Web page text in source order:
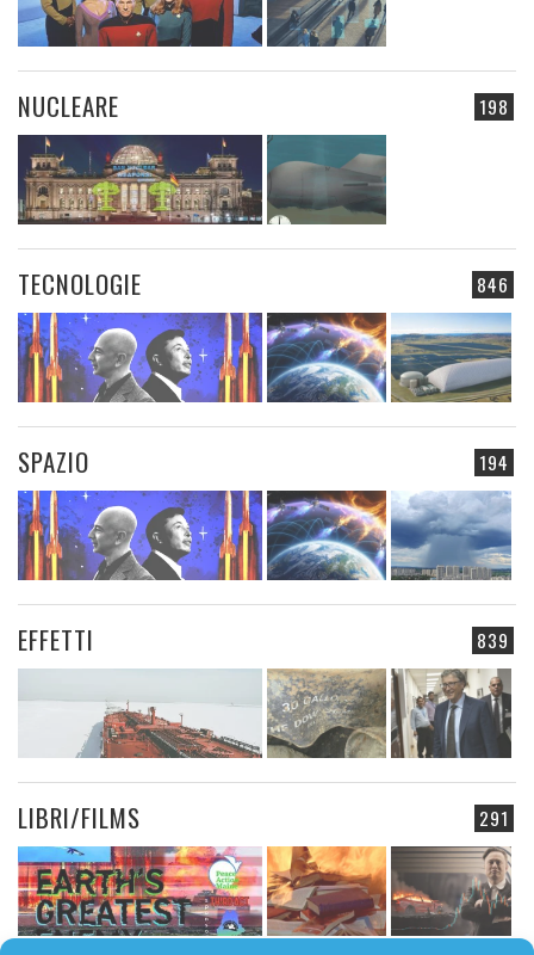
198
NUCLEARE
846
TECNOLOGIE
194
SPAZIO
839
EFFETTI
291
LIBRI/FILMS